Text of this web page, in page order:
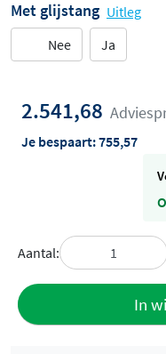
Met glijstang Uitleg
Nee
Ja
2.541,68
Je bespaart:755,57
Aantal:
In